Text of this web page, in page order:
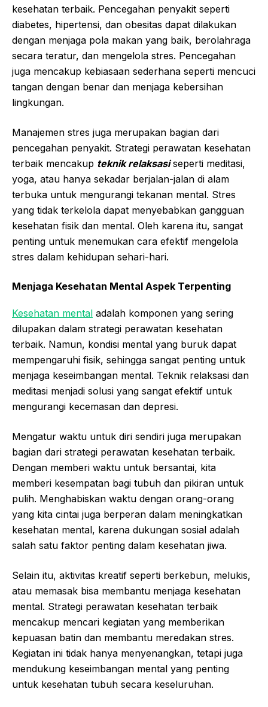
kesehatan terbaik. Pencegahan penyakit seperti
diabetes, hipertensi, dan obesitas dapat dilakukan
dengan menjaga pola makan yang baik, berolahraga
secara teratur, dan mengelola stres. Pencegahan
juga mencakup kebiasaan sederhana seperti mencuci
tangan dengan benar dan menjaga kebersihan
lingkungan.
Manajemen stres juga merupakan bagian dari
pencegahan penyakit. Strategi perawatan kesehatan
terbaik mencakup teknik relaksasiseperti meditasi,
yoga, atau hanya sekadar berjalan-jalan di alam
terbuka untuk mengurangi tekanan mental. Stres
yang tidak terkelola dapat menyebabkan gangguan
kesehatan fisik dan mental. Oleh karena itu, sangat
penting untuk menemukan cara efektif mengelola
stres dalam kehidupan sehari-hari.
Menjaga Kesehatan Mental Aspek Terpenting
Kesehatan mental adalah komponen yang sering
dilupakan dalam strategi perawatan kesehatan
terbaik. Namun, kondisi mental yang buruk dapat
mempengaruhi fisik, sehingga sangat penting untuk
menjaga keseimbangan mental. Teknik relaksasi dan
meditasi menjadi solusi yang sangat efektif untuk
mengurangi kecemasan dan depresi.
Mengatur waktu untuk diri sendiri juga merupakan
bagian dari strategi perawatan kesehatan terbaik.
Dengan memberi waktu untuk bersantai, kita
memberi kesempatan bagi tubuh dan pikiran untuk
pulih. Menghabiskan waktu dengan orang-orang
yang kita cintai juga berperan dalam meningkatkan
kesehatan mental, karena dukungan sosial adalah
salah satu faktor penting dalam kesehatan jiwa.
Selain itu, aktivitas kreatif seperti berkebun, melukis,
atau memasak bisa membantu menjaga kesehatan
mental. Strategi perawatan kesehatan terbaik
mencakup mencari kegiatan yang memberikan
kepuasan batin dan membantu meredakan stres.
Kegiatan ini tidak hanya menyenangkan, tetapi juga
mendukung keseimbangan mental yang penting
untuk kesehatan tubuh secara keseluruhan.